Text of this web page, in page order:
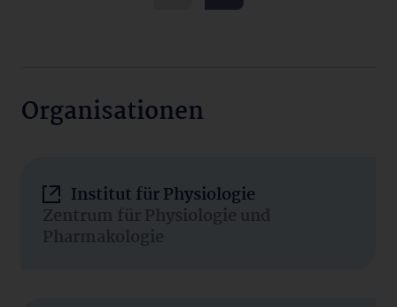
Organisationen
Institut für Physiologie
Zentrum für Physiologie und
Pharmakologie